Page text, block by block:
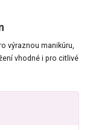
výraznou manikúru,
vhodné i pro citlivé